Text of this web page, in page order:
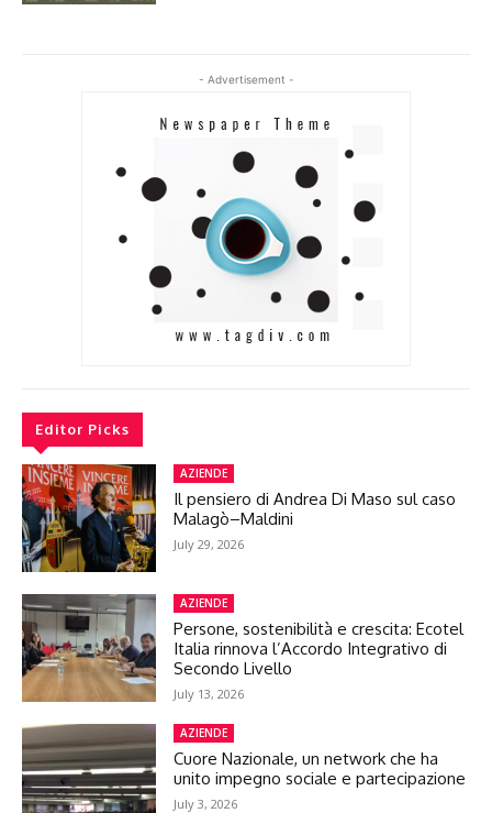
- Advertisement -
Editor Picks
AZIENDE
Il pensiero di Andrea Di Maso sul caso
Malagò–Maldini
July 29, 2026
AZIENDE
Persone, sostenibilità e crescita: Ecotel
Italia rinnova l’Accordo Integrativo di
Secondo Livello
July 13, 2026
AZIENDE
Cuore Nazionale, un network che ha
unito impegno sociale e partecipazione
July 3, 2026